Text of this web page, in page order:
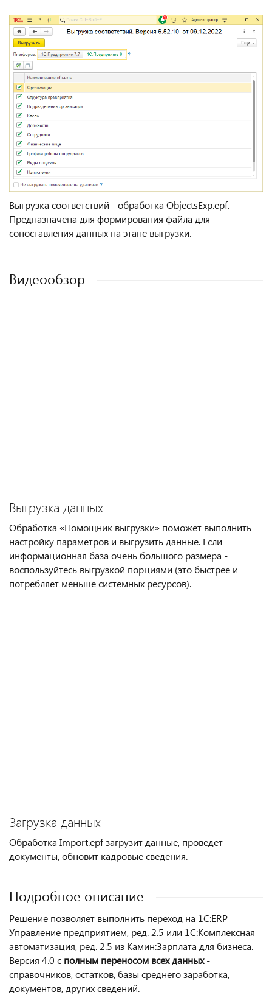
Выгрузка соответствий - обработка ObjectsExp.epf.
Предназначена для формирования файла для
сопоставления данных на этапе выгрузки.
Видеообзор
Выгрузка данных
Обработка «Помощник выгрузки» поможет выполнить
настройку параметров и выгрузить данные. Если
информационная база очень большого размера -
воспользуйтесь выгрузкой порциями (это быстрее и
потребляет меньше системных ресурсов).
Загрузка данных
Обработка Import.epf загрузит данные, проведет
документы, обновит кадровые сведения.
Подробное описание
Решение позволяет выполнить переход на 1С:ERP
Управление предприятием, ред. 2.5 или 1С:Комплексная
автоматизация, ред. 2.5 из Камин:Зарплата для бизнеса.
Версия 4.0 с полным переносом всех данных-
справочников, остатков, базы среднего заработка,
документов, других сведений.